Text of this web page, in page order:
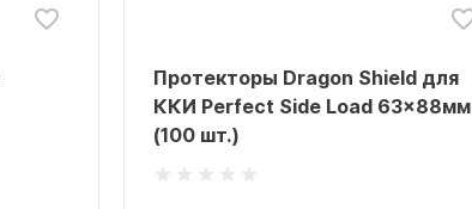
Протекторы Dragon Shield для
ККИ Perfect Side Load 63x88мм
(100 шт.)